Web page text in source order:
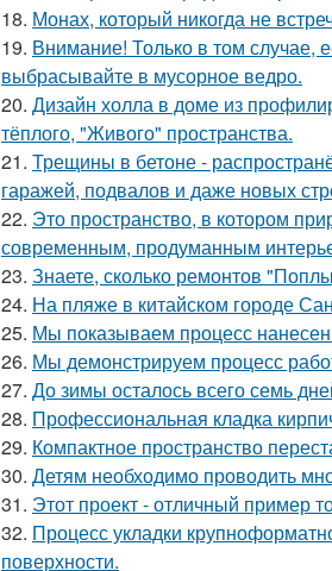
18. Монах, который никогда не
19. Внимание! Только в том случае,
выбрасывайте в мусорное ведро.
20. Дизайн холла в доме из
тёплого, "Живого" пространства.
21. Трещины в бетоне -
гаражей, подвалов и даже новых
22. Это пространство, в котором
современным, продуманным
23. Знаете, сколько ремонтов
24. На пляже в китайском городе
25. Мы показываем процесс
26. Мы демонстрируем процесс
27. До зимы осталось всего семь
28. Профессиональная кладка
29. Компактное пространство
30. Детям необходимо проводить
31. Этот проект - отличный пример
32. Процесс укладки
поверхности.